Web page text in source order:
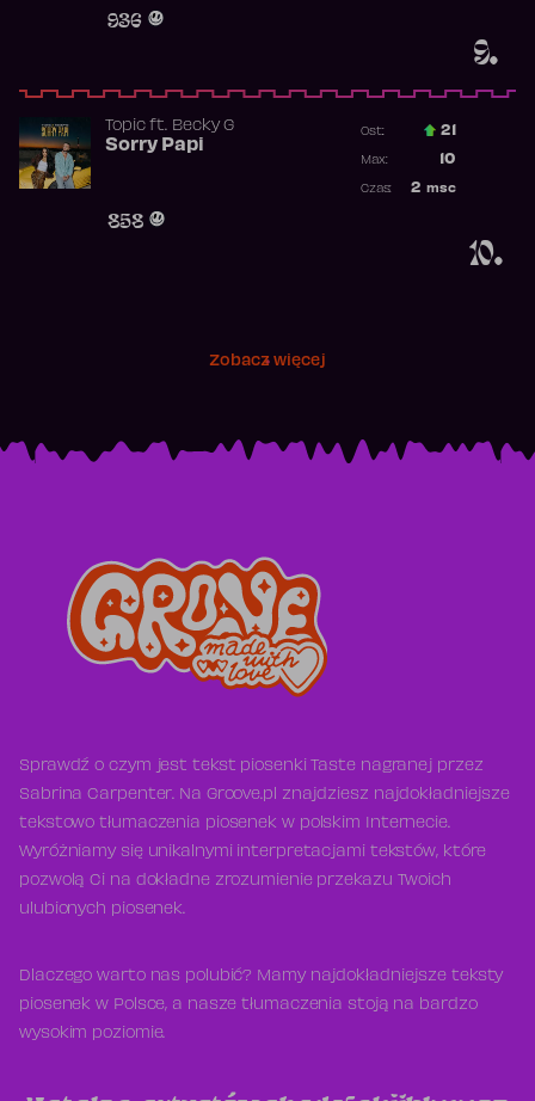
9.
936
10.
Topicft. Becky G
Sorry Papi
858
Ost.: 21
10
Max:
2 msc
Czas:
Zobacz więcej
Sprawdź o czym jest tekst piosenki Taste nagranej przez
Sabrina Carpenter. Na Groove.pl znajdziesz najdokładniejsze
tekstowo tłumaczenia piosenek w polskim Internecie.
Wyróżniamy się unikalnymi interpretacjami tekstów, które
pozwolą Ci na dokładne zrozumienie przekazu Twoich
ulubionych piosenek.
Dlaczego warto nas polubić? Mamy najdokładniejsze teksty
piosenek w Polsce, a nasze tłumaczenia stoją na bardzo
wysokim poziomie.